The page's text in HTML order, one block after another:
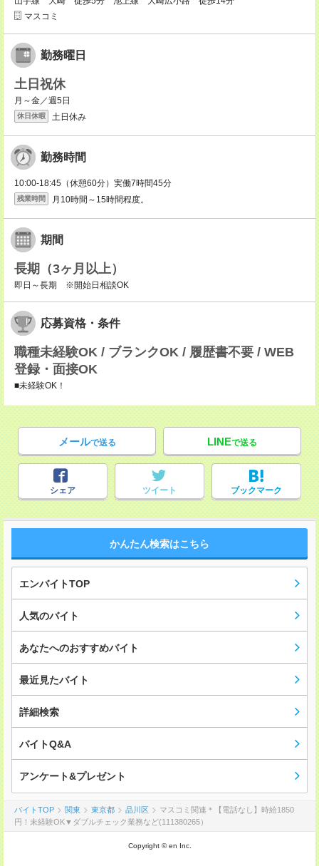
マスコミ
勤務曜日
土日祝休
月～金／週5日
休日休暇 土日休み
勤務時間
10:00-18:45（休憩60分）実働7時間45分
残業時間 月10時間～15時間程度。
期間
長期（3ヶ月以上）
即日～長期 ※開始日相談OK
応募資格・条件
職種未経験OK / ブランクOK / 履歴書不要 / WEB
登録・面接OK
■未経験OK！
メールで送る LINEで送る
シェア ツイート ブックマーク
かんたん検索はこちら
エンバイトTOP
人気のバイト
あなたへのおすすめバイト
最近見たバイト
詳細検索
バイトQ&A
アンケート&プレゼント
バイトTOP 関東 東京都 品川区
マスコミ関連＊【電話なし】時給1850
円！未経験OK▼ダブルチェック業務など(111380265）
Copyright © en Inc.